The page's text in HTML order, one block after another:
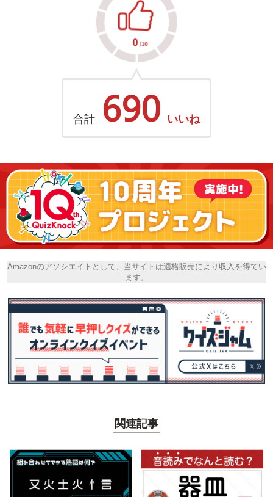
合計 690 いいね
Amazonのアソシエイトとして、当サイトは適格販売により収入を得てい
ます。
関連記事